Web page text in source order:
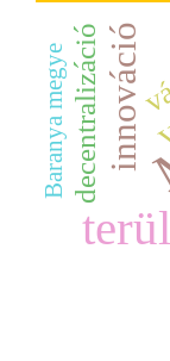
innováció
decentralizáció
Baranya megye